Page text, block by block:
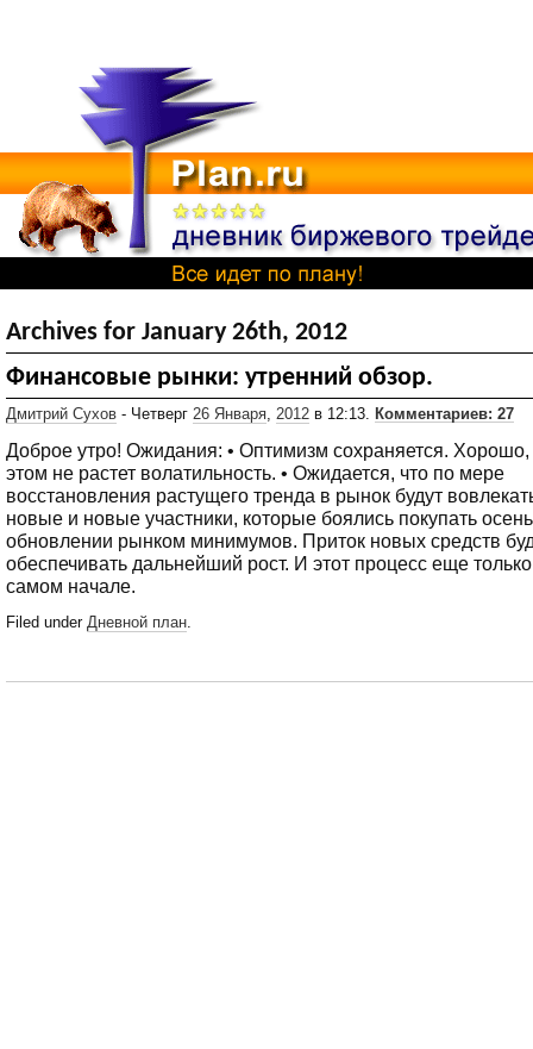
Archives for January 26th, 2012
Финансовые рынки: утренний обзор.
Дмитрий Сухов - Четверг 26 Января, 2012 в 12:13. Комментариев: 27
Доброе утро! Ожидания: • Оптимизм сохраняется. Хорошо,
этом не растет волатильность. • Ожидается, что по мере
восстановления растущего тренда в рынок будут
новые и новые участники, которые боялись покупать
обновлении рынком минимумов. Приток новых средств
обеспечивать дальнейший рост. И этот процесс еще
самом начале.
Filed under Дневной план